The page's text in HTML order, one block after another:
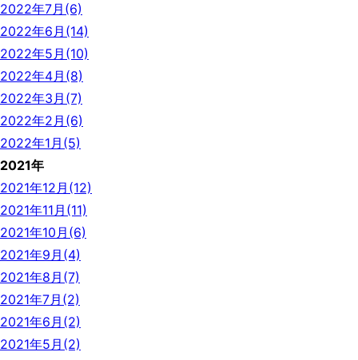
2022年7月(6)
2022年6月(14)
2022年5月(10)
2022年4月(8)
2022年3月(7)
2022年2月(6)
2022年1月(5)
2021年
2021年12月(12)
2021年11月(11)
2021年10月(6)
2021年9月(4)
2021年8月(7)
2021年7月(2)
2021年6月(2)
2021年5月(2)